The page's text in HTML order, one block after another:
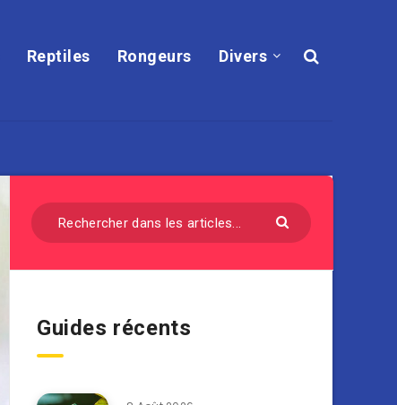
Reptiles Rongeurs Divers
Guides récents